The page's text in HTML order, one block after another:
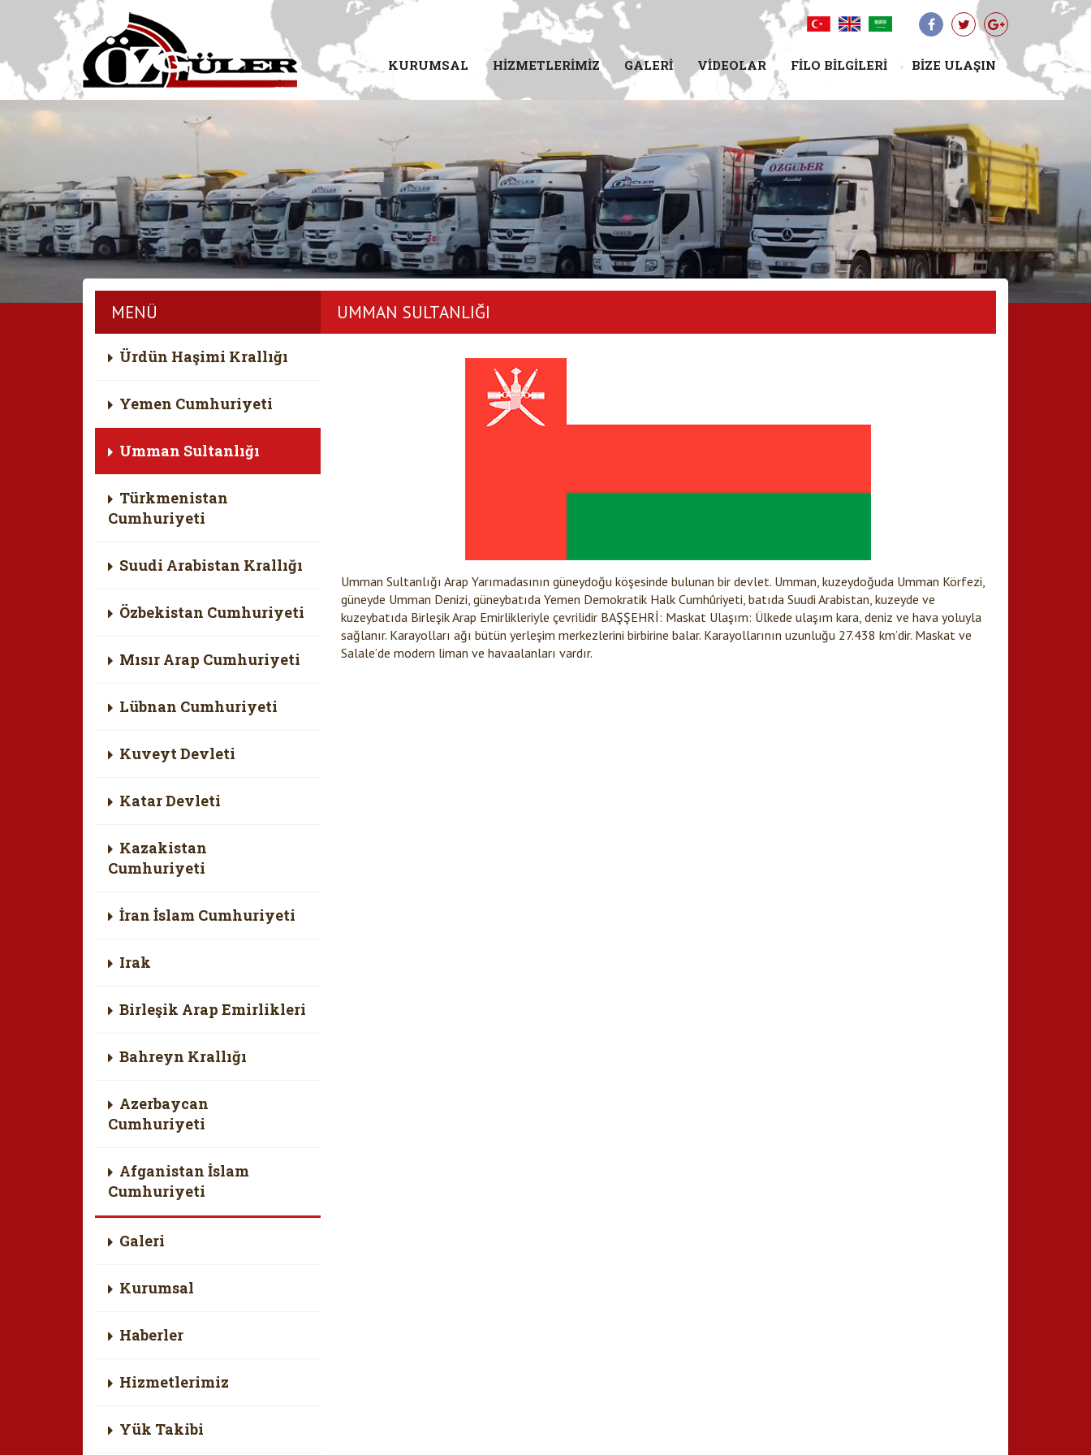
KURUMSAL HİZMETLERİMİZ GALERİ VİDEOLAR FİLO BİLGİLERİ BİZE ULAŞIN
MENÜ
Ürdün Haşimi Krallığı
Yemen Cumhuriyeti
Umman Sultanlığı
Türkmenistan
Cumhuriyeti
Suudi Arabistan Krallığı
Özbekistan Cumhuriyeti
Mısır Arap Cumhuriyeti
Lübnan Cumhuriyeti
Kuveyt Devleti
Katar Devleti
Kazakistan
Cumhuriyeti
İran İslam Cumhuriyeti
Irak
Birleşik Arap Emirlikleri
Bahreyn Krallığı
Azerbaycan
Cumhuriyeti
Afganistan İslam
Cumhuriyeti
Galeri
Kurumsal
Haberler
Hizmetlerimiz
Yük Takibi
UMMAN SULTANLIĞI
Umman Sultanlığı Arap Yarımadasının güneydoğu köşesinde bulunan bir devlet. Umman, kuzeydoğuda Umman Körfezi,
güneyde Umman Denizi, güneybatıda Yemen Demokratik Halk Cumhûriyeti, batıda Suudi Arabistan, kuzeyde ve
kuzeybatıda Birleşik Arap Emirlikleriyle çevrilidir BAŞŞEHRİ: Maskat Ulaşım: Ülkede ulaşım kara, deniz ve hava yoluyla
sağlanır. Karayolları ağı bütün yerleşim merkezlerini birbirine balar. Karayollarının uzunluğu 27.438 km’dir. Maskat ve
Salale’de modern liman ve havaalanları vardır.